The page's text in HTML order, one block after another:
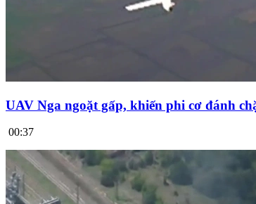
UAV Nga ngoặt gấp, khiến phi cơ đánh
00:37